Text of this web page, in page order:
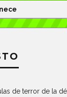
de terror de la